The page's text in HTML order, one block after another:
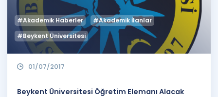
#Akademik Haberler
#Akademik İlanlar
#Beykent Üniversitesi
01/07/2017
Beykent Üniversitesi Öğretim Elemanı Alacak